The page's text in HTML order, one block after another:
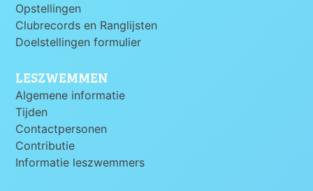
Opstellingen
Clubrecords en Ranglijsten
Doelstellingen formulier
LESZWEMMEN
Algemene informatie
Tijden
Contactpersonen
Contributie
Informatie leszwemmers